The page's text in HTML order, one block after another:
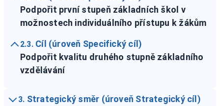
Podpořit první stupeň základních škol v
možnostech individuálního přístupu k žákům
2.3. Cíl (úroveň Specifický cíl)
Podpořit kvalitu druhého stupně základního
vzdělávání
3. Strategický směr (úroveň Strategický cíl)